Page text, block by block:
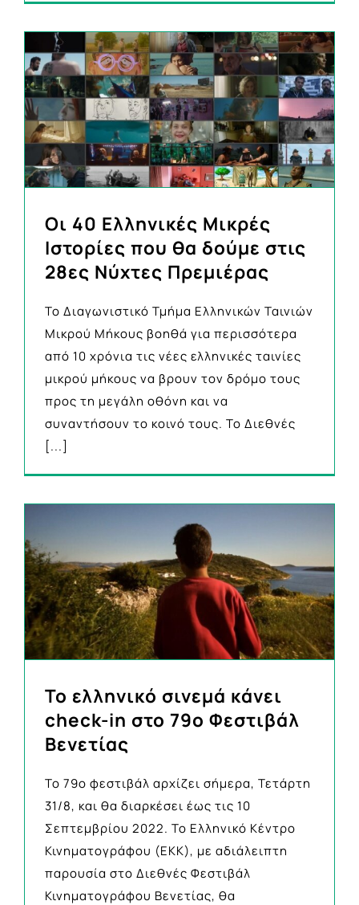
Οι 40 Ελληνικές Μικρές
Ιστορίες που θα δούμε στις
28ες Νύχτες Πρεμιέρας
Το Διαγωνιστικό Τμήμα Ελληνικών Ταινιών
Μικρού Μήκους βοηθά για περισσότερα
από 10 χρόνια τις νέες ελληνικές ταινίες
μικρού μήκους να βρουν τον δρόμο τους
προς τη μεγάλη οθόνη και να
συναντήσουν το κοινό τους. Το Διεθνές
[...]
Το ελληνικό σινεμά κάνει
check-in στο 79ο Φεστιβάλ
Βενετίας
Το 79ο φεστιβάλ αρχίζει σήμερα, Τετάρτη
31/8, και θα διαρκέσει έως τις 10
Σεπτεμβρίου 2022. Το Ελληνικό Κέντρο
Κινηματογράφου (ΕΚΚ), με αδιάλειπτη
παρουσία στο Διεθνές Φεστιβάλ
Κινηματογράφου Βενετίας, θα